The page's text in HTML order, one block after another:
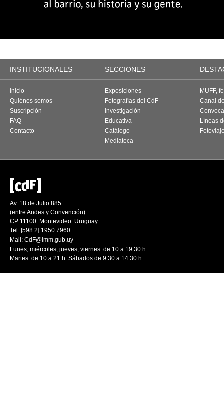
INSTITUCIONALES SECCIONES
Inicio
Quiénes somos
Suscripción
FAQ
Contacto
Exposiciones
Fotografías del CdF
Investigación
Educativa
Catálogo
Mediateca
MUFF,
Canal
Líneas
Av. 18 de Julio 885
(entre Andes y Convención)
CP 11100. Montevideo. Uruguay
Tel: [598 2] 1950 7960
Mail: CdF@imm.gub.uy
Lunes, miércoles, jueves, viernes: de 10 a 19.30 h.
Martes: de 10 a 21 h. Sábados de 9.30 a 14.30 h.